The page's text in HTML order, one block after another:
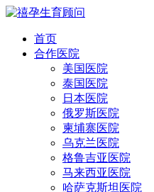
首页
合作医院
美国医院
泰国医院
日本医院
俄罗斯医院
柬埔寨医院
乌克兰医院
格鲁吉亚医院
马来西亚医院
哈萨克斯坦医院